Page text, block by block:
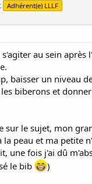
Adhérent(e) LLLF
s'agiter au sein
baisser un niveau
biberons et
sur le sujet, mon
peau et ma petite
une fois j'ai dû
le bib
)